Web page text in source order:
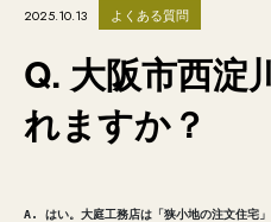
2025.10.13 よくある質問
Q. 大阪市西淀
れますか？
A. はい。大庭工務店は「狭小地の注文住宅